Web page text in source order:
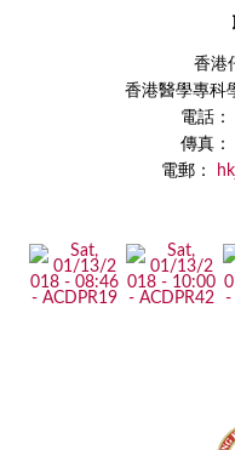
香港
香港醫學專科
電話
傳真
電郵：